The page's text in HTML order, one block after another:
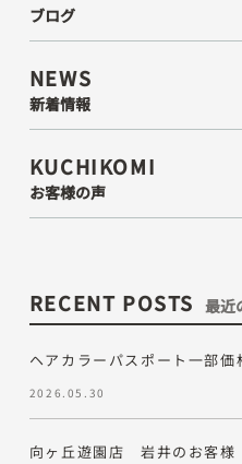
ブログ
NEWS
新着情報
KUCHIKOMI
お客様の声
RECENT POSTS 最近
ヘアカラーパスポート一部価
2026.05.30
向ヶ丘遊園店 岩井のお客様